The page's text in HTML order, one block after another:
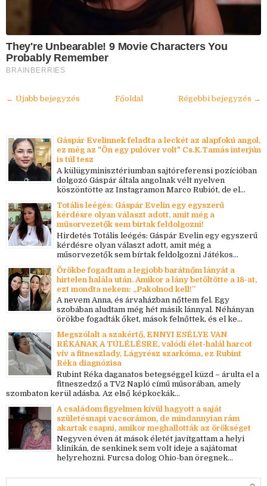
They're Unbearable! 9 Movie Characters You
Probably Remember
BRAINBERRIES
← Újabb bejegyzés Régebbi bejegyzés →
Főoldal
Gáspár Evelinnek feladta a leckét az alapfokú angol,
ez még az "Ön egy pulóver volt" Cs.K.Tamás interjún
is túl tesz
A külügyminisztériumban sajtóreferensi pozícióban
dolgozó Gáspár általa angolnak vélt nyelven
köszöntötte az Instagramon Marco Rubiót, de el...
Totális leégés: Gáspár Evelin egy egyszerű
kérdésre olyan választ adott, amit még a
műsorvezetők sem bírtak feldolgozni!
Hirdetés Totális leégés: Gáspár Evelin egy egyszerű
kérdésre olyan választ adott, amit még a
műsorvezetők sem bírtak feldolgozni Játékos...
Örökbe fogadtam a legjobb barátnőm lányát a
hirtelen halála után. Amikor a lány betöltötte a 18-at,
ezt mondta nekem: „Pakolnod kell!”
A nevem Anna, és árvaházban nőttem fel. Egy
szobában aludtam még hét másik lánnyal. Néhányan
örökbe fogadták őket, mások felnőttek, és el ke...
Megszólalt a szakértő, ENNYI ESÉLYE VAN
RÉKÁNAK A TÚLÉLÉSRE, valódi élet-halál harcot
vív a fitneszlady, Lágyrész szarkóma, ez Rubint
Réka diagnózisa
Rubint Réka daganatos betegséggel küzd – árulta el a
fitneszedző a TV2 Napló című műsorában, amely
szombaton kerül adásba. Az első képkockák...
A családom figyelmen kívül hagyott a saját
születésnapi vacsorámon, de mindannyian rám
akartak csapni, amikor meghallották az örökséget
Negyven éven át mások életét javítgattam a helyi
klinikán, de senkinek sem volt ideje a sajátomat
helyrehozni. Furcsa dolog Ohio-ban öregnek...